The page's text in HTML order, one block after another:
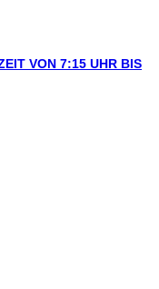
VON 7:15 UHR BIS